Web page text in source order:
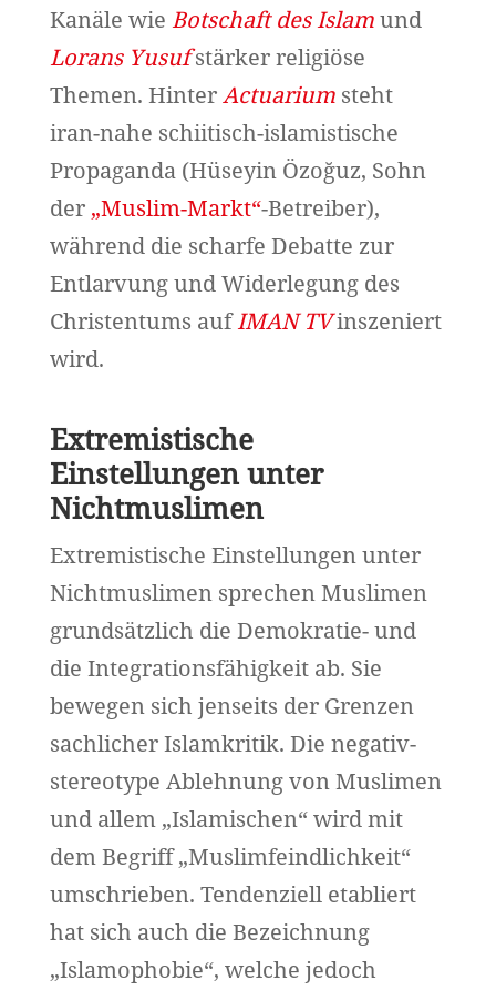
Kanäle wie Botschaft des Islamund
Lorans Yusufstärker religiöse
Themen. HinterActuariumsteht
iran-nahe schiitisch-islamistische
Propaganda (Hüseyin Özoğuz, Sohn
der „Muslim-Markt“-Betreiber),
während die scharfe Debatte zur
Entlarvung und Widerlegung des
Christentums aufIMAN TVinszeniert
wird.
Extremistische
Einstellungen unter
Nichtmuslimen
Extremistische Einstellungen unter
Nichtmuslimen sprechen Muslimen
grundsätzlich die Demokratie- und
die Integrationsfähigkeit ab. Sie
bewegen sich jenseits der Grenzen
sachlicher Islamkritik. Die negativ-
stereotype Ablehnung von Muslimen
und allem „Islamischen“ wird mit
dem Begriff „Muslimfeindlichkeit“
umschrieben. Tendenziell etabliert
hat sich auch die Bezeichnung
„Islamophobie“, welche jedoch